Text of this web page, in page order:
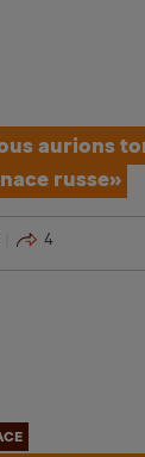
aurions
russe»
4